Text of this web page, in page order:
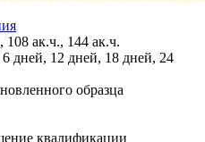
108 ак.ч., 144 ак.ч.
дней, 12 дней, 18 дней, 24
образца
квалификации